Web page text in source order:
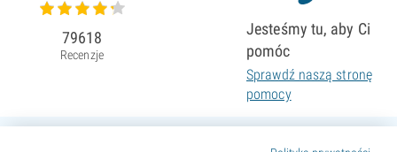
79618
Recenzje
Jesteśmy tu, aby Ci
pomóc
Sprawdź naszą stronę
pomocy